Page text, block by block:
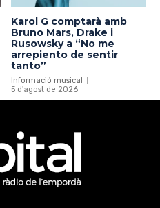
Karol G comptarà amb
Bruno Mars, Drake i
Rusowsky a “No me
arrepiento de sentir
tanto”
Informació musical
5 d'agost de 2026